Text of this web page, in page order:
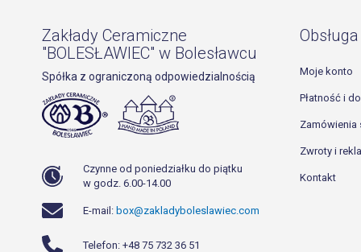
Zakłady Ceramiczne
"BOLESŁAWIEC" w Bolesławcu
Spółka z ograniczoną odpowiedzialnością
Czynne od poniedziałku do piątku
w godz. 6.00-14.00
E-mail: box@zakladyboleslawiec.com
Telefon: +48 75 732 36 51
Moje konto
Płatność i
Zamówienia
Zwroty i
Kontakt